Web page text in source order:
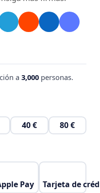
a 3,000 personas.
40 € 80 €
Pay Tarjeta de